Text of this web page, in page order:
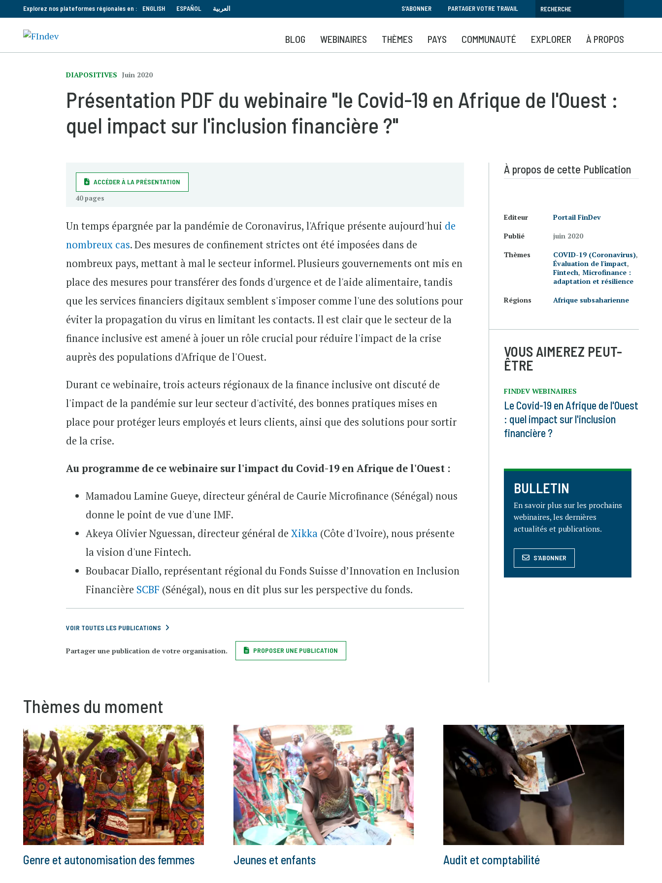
au
contenu
principal
Explorez nos plateformes régionales en : ENGLISH ESPAÑOL العربية S'ABONNER PARTAGER VOTRE TRAVAIL
BLOG WEBINAIRES THÈMES PAYS COMMUNAUTÉ EXPLORER À PROPOS
DIAPOSITIVES Juin 2020
Présentation PDF du webinaire "le Covid-19 en Afrique de l'Ouest :
quel impact sur l'inclusion financière ?"
ACCÉDER À LA PRÉSENTATION
40 pages
Un temps épargnée par la pandémie de Coronavirus, l'Afrique présente aujourd'hui de
nombreux cas. Des mesures de confinement strictes ont été imposées dans de
nombreux pays, mettant à mal le secteur informel. Plusieurs gouvernements ont mis en
place des mesures pour transférer des fonds d'urgence et de l'aide alimentaire, tandis
que les services financiers digitaux semblent s'imposer comme l'une des solutions pour
éviter la propagation du virus en limitant les contacts. Il est clair que le secteur de la
finance inclusive est amené à jouer un rôle crucial pour réduire l'impact de la crise
auprès des populations d'Afrique de l'Ouest.
Durant ce webinaire, trois acteurs régionaux de la finance inclusive ont discuté de
l'impact de la pandémie sur leur secteur d'activité, des bonnes pratiques mises en
place pour protéger leurs employés et leurs clients, ainsi que des solutions pour sortir
de la crise.
Au programme de ce webinaire sur l'impact du Covid-19 en Afrique de l'Ouest :
Mamadou Lamine Gueye, directeur général de Caurie Microfinance (Sénégal) nous
donne le point de vue d'une IMF.
Akeya Olivier Nguessan, directeur général deXikka (Côte d'Ivoire), nous présente
la vision d'une Fintech.
Boubacar Diallo, représentant régional du Fonds Suisse d’Innovation en Inclusion
Financière SCBF (Sénégal), nous en dit plus sur les perspective du fonds.
VOIR TOUTES LES PUBLICATIONS
Partager une publication de votre organisation. PROPOSER UNE PUBLICATION
À propos de cette Publication
Editeur
Portail FinDev
Publié
juin 2020
Thèmes
COVID-19 (Coronavirus),
Évaluation de l'impact,
Fintech, Microfinance :
adaptation et résilience
Régions
Afrique subsaharienne
VOUS AIMEREZ PEUT-
ÊTRE
FINDEV WEBINAIRES
Le Covid-19 en Afrique de l'Ouest
: quel impact sur l'inclusion
financière ?
BULLETIN
En savoir plus sur les prochains
webinaires, les dernières
actualités et publications.
S'ABONNER
Thèmes du moment
Genre et autonomisation des femmes Jeunes et enfants Audit et comptabilité